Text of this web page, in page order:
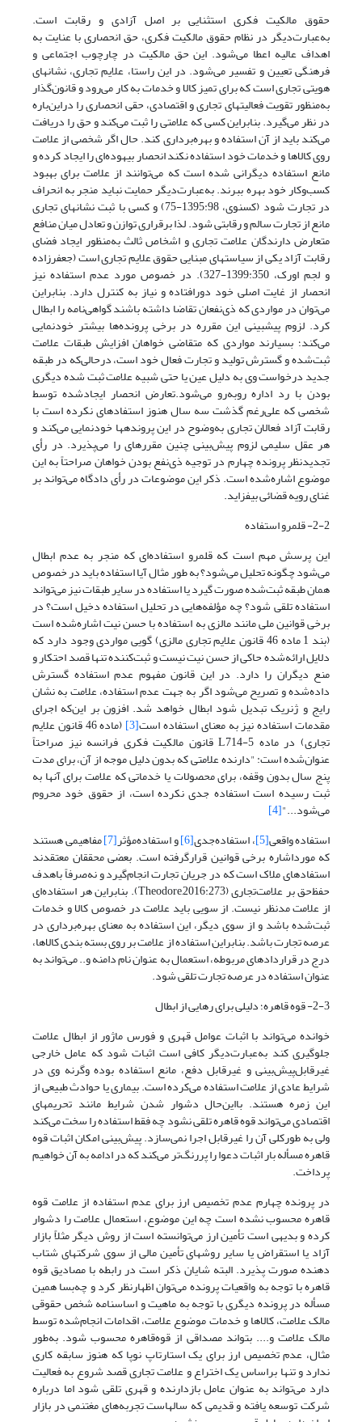
حقوق مالکیت فکری استثنایی بر اصل آزادی و رقابت است.
به‌عبارت‌دیگر در نظام حقوق مالکیت فکری، حق انحصاری با عنایت به
اهداف عالیه اعطا می‌شود. این حق مالکیت در چارچوب اجتماعی و
فرهنگی تعیین و تفسیر می‌شود. در این راستا، علایم تجاری، نشانهای
هویتی تجاری است که برای تمیز کالا و خدمات به کار می‌رود و قانون‌گذار
به‌منظور تقویت فعالیتهای تجاری و اقتصادی، حقی انحصاری را دراین‌باره
در نظر می‌گیرد. بنابراین کسی که علامتی را ثبت می‌کند و حق را دریافت
می‌کند باید از آن استفاده و بهره‌برداری کند. حال اگر شخصی از علامت
روی کالاها و خدمات خود استفاده نکند انحصار بیهوده‌ای را ایجاد کرده و
مانع استفاده دیگرانی شده است که می‌توانند از علامت برای بهبود
کسب‌وکار خود بهره ببرند. به‌عبارت‌دیگر حمایت نباید منجر به انحراف
در تجارت شود (کسنوی، 1395:98-75) و کسی با ثبت نشانهای تجاری
مانع از تجارت سالم و رقابتی شود. لذا برقراری توازن و تعادل میان منافع
متعارض دارندگان علامت تجاری و اشخاص ثالث به‌منظور ایجاد فضای
رقابت آزاد یکی از سیاستهای مبنایی حقوق علایم تجاری است (جعفرزاده
و لجم اورک، 1399:350-327). در خصوص مورد عدم استفاده نیز
انحصار از غایت اصلی خود دورافتاده و نیاز به کنترل دارد. بنابراین
می‌توان در مواردی که ذی‌نفعان تقاضا داشته باشند گواهی‌نامه را ابطال
کرد. لزوم پیش­بینی این مقرره در برخی پرونده‌ها بیشتر خودنمایی
می‌کند؛ بسیارند مواردی که متقاضی خواهان افزایش طبقات علامت
ثبت‌شده و گسترش تولید و تجارت فعال خود است، درحالی‌که در طبقه
جدید درخواست وی به دلیل عین یا حتی شبیه علامت ثبت شده دیگری
بودن با رد اداره روبه‌رو می‌شود.تعارض انحصار ایجادشده توسط
شخصی که علی‌رغم گذشت سه سال هنوز استفاد­ه­ای نکرده است با
رقابت آزاد فعالان تجاری به‌وضوح در این پرونده­ها خودنمایی می‌کند و
هر عقل سلیمی لزوم پیش‌بینی چنین مقرره­ای را می‌پذیرد. در رأی
تجدیدنظر پرونده چهارم در توجیه ذی‌نفع بودن خواهان صراحتاً به این
موضوع اشاره‌شده است. ذکر این موضوعات در رأی دادگاه می‌تواند بر
غنای رویه قضائی بیفزاید.
2-2- قلمرو استفاده
این پرسش مهم است که قلمرو استفاده‌ای که منجر به عدم ابطال
می‌شود چگونه تحلیل می‌شود؟ به طور مثال آیا استفاده باید در خصوص
همان طبقه ثبت‌شده صورت گیرد یا استفاده در سایر طبقات نیز می‌تواند
استفاده تلقی شود؟ چه مؤلفه‌هایی در تحلیل استفاده دخیل است؟ در
برخی قوانین ملی مانند مالزی به استفاده با حسن نیت اشاره‌شده است
(بند 1 ماده 46 قانون علایم تجاری مالزی) گویی مواردی وجود دارد که
دلایل ارائه‌شده حاکی از حسن نیت نیست و ثبت‌کننده تنها قصد احتکار و
منع دیگران را دارد. در این قانون مفهوم عدم استفاده گسترش
داده‌شده و تصریح می‌شود اگر به جهت عدم استفاده، علامت به نشان
رایج و ژنریک تبدیل شود ابطال خواهد شد. افزون بر این‌که اجرای
مقدمات استفاده نیز به معنای استفاده است[3] (ماده 46 قانون علایم
تجاری) در ماده L714-5 قانون مالکیت فکری فرانسه نیز صراحتاً
عنوان‌شده است: "دارنده علامتی که بدون دلیل موجه از آن، برای مدت
پنج سال بدون وقفه، برای محصولات یا خدماتی که علامت برای آنها به
ثبت رسیده است استفاده جدی نکرده است، از حقوق خود محروم
می‌شود..."[4]
استفاده واقعی[5] ، استفاده‌جدی[6] و استفاده‌مؤثر[7] مفاهیمی هستند
که مورداشاره برخی قوانین قرارگرفته است. بعضی محققان معتقدند
استفاده­ای ملاک است که در جریان تجارت انجام‌گیرد و نه‌صرفاً باهدف
حفظ‌حق بر علامت‌تجاری (Theodore,2016:273). بنابراین هر استفاده‌ای
از علامت مدنظر نیست. از سویی باید علامت در خصوص کالا و خدمات
ثبت‌شده باشد و از سوی دیگر، این استفاده به معنای بهره‌برداری در
عرصه تجارت باشد. بنابراین استفاده از علامت بر روی بسته بندی کالاها،
درج در قراردادهای مربوطه، استعمال به عنوان نام دامنه و.. می‌تواند به
عنوان استفاده در عرصه تجارت تلقی شود.
2-3- قوه قاهره؛ دلیلی برای رهایی از ابطال
خوانده می‌تواند با اثبات عوامل قهری و فورس ماژور از ابطال علامت
جلوگیری کند به‌عبارت‌دیگر کافی است اثبات شود که عامل خارجی
غیرقابل‌پیش‌بینی و غیرقابل دفع، مانع استفاده بوده وگرنه وی در
شرایط عادی از علامت استفاده می‌کرده است. بیماری یا حوادث طبیعی از
این زمره هستند. بااین‌حال دشوار شدن شرایط مانند تحریمهای
اقتصادی می‌تواند قوه قاهره تلقی نشود چه فقط استفاده را سخت می‌کند
ولی به طورکلی آن را غیرقابل اجرا نمی‌سازد. پیش‌بینی امکان اثبات قوه
قاهره مسأله بار اثبات دعوا را پررنگ‌تر می‌کند که در ادامه به آن خواهیم
پرداخت.
در پرونده چهارم عدم تخصیص ارز برای عدم استفاده از علامت قوه
قاهره محسوب نشده است چه این موضوع، استعمال علامت را دشوار
کرده و بدیهی است تأمین ارز می‌توانسته است از روش دیگر مثلاً بازار
آزاد یا استقراض یا سایر روشهای تأمین مالی از سوی شرکتهای شتاب
دهنده صورت پذیرد. البته شایان ذکر است در رابطه با مصادیق قوه
قاهره با توجه به واقعیات پرونده می‌توان اظهارنظر کرد و چه‌بسا همین
مسأله در پرونده دیگری با توجه به ماهیت و اساسنامه شخص حقوقی
مالک علامت، کالاها و خدمات موضوع علامت، اقدامات انجام‌شده توسط
مالک علامت و.... بتواند مصداقی از قوه‌قاهره محسوب شود. به‌طور
مثال، عدم تخصیص ارز برای یک استارتاپ نوپا که هنوز سابقه کاری
ندارد و تنها براساس یک اختراع و علامت تجاری قصد شروع به فعالیت
دارد می‌تواند به عنوان عامل بازدارنده و قهری تلقی شود اما درباره
شرکت توسعه یافته و قدیمی که سالهاست تجربه‌های مغتنمی در بازار